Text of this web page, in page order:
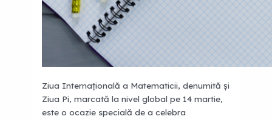
Ziua Internațională a Matematicii, denumită și
Ziua Pi, marcată la nivel global pe 14 martie,
este o ocazie specială de a celebra